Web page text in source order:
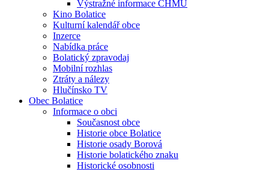
Výstražné informace ČHMÚ
Kino Bolatice
Kulturní kalendář obce
Inzerce
Nabídka práce
Bolatický zpravodaj
Mobilní rozhlas
Ztráty a nálezy
Hlučínsko TV
Obec Bolatice
Informace o obci
Současnost obce
Historie obce Bolatice
Historie osady Borová
Historie bolatického znaku
Historické osobnosti